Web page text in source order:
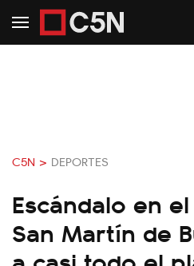
C5N > DEPORTES
Escándalo en
San Martín de